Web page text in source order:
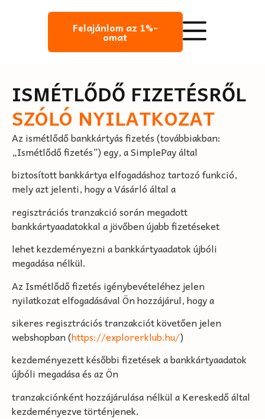
Felajánlom az 1%-
omat
ISMÉTLŐDŐ FIZETÉSRŐL
SZÓLÓ NYILATKOZAT
Az ismétlődő bankkártyás fizetés (továbbiakban:
„Ismétlődő fizetés”) egy, a SimplePay által
biztosított bankkártya elfogadáshoz tartozó funkció,
mely azt jelenti, hogy a Vásárló által a
regisztrációs tranzakció során megadott
bankkártyaadatokkal a jövőben újabb fizetéseket
lehet kezdeményezni a bankkártyaadatok újbóli
megadása nélkül.
Az Ismétlődő fizetés igénybevételéhez jelen
nyilatkozat elfogadásával Ön hozzájárul, hogy a
sikeres regisztrációs tranzakciót követően jelen
webshopban (https://explorerklub.hu/)
kezdeményezett későbbi fizetések a bankkártyaadatok
újbóli megadása és az Ön
tranzakciónként hozzájárulása nélkül a Kereskedő által
kezdeményezve történjenek.